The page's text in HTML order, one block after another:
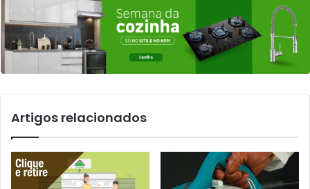
Artigos relacionados